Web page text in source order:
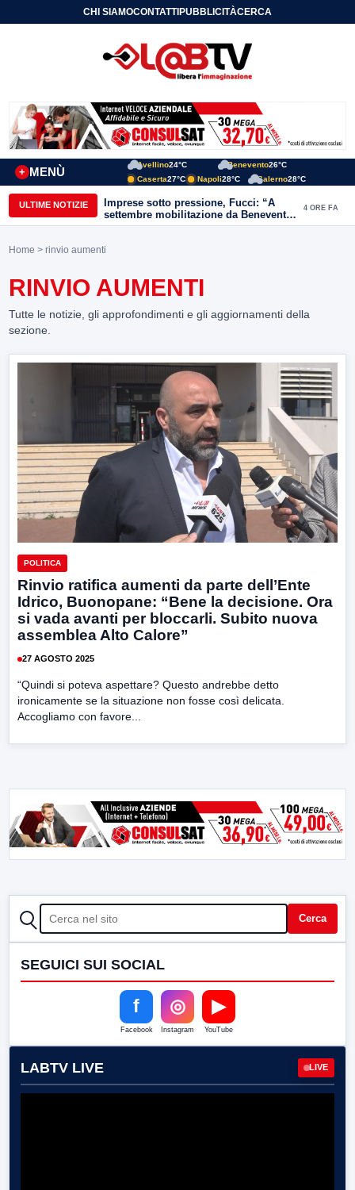
CHI SIAMOCONTATTIPUBBLICITÀCERCA
MENÙ
+
Avellino24°C Benevento26°C
Caserta27°C Napoli28°C Salerno28°C
ULTIME NOTIZIE
Imprese sotto pressione, Fucci: “A
settembre mobilitazione da Benevento
e Avellino”
4 ORE FA
Home > rinvio aumenti
RINVIO AUMENTI
Tutte le notizie, gli approfondimenti e gli aggiornamenti della
sezione.
POLITICA
Rinvio ratifica aumenti da parte dell’Ente
Idrico, Buonopane: “Bene la decisione. Ora
si vada avanti per bloccarli. Subito nuova
assemblea Alto Calore”
27 AGOSTO 2025
“Quindi si poteva aspettare? Questo andrebbe detto
ironicamente se la situazione non fosse così delicata.
Accogliamo con favore...
CERCA Cerca
SEGUICI SUI SOCIAL
f
Facebook
◎
Instagram
▶
YouTube
LABTV LIVE LIVE